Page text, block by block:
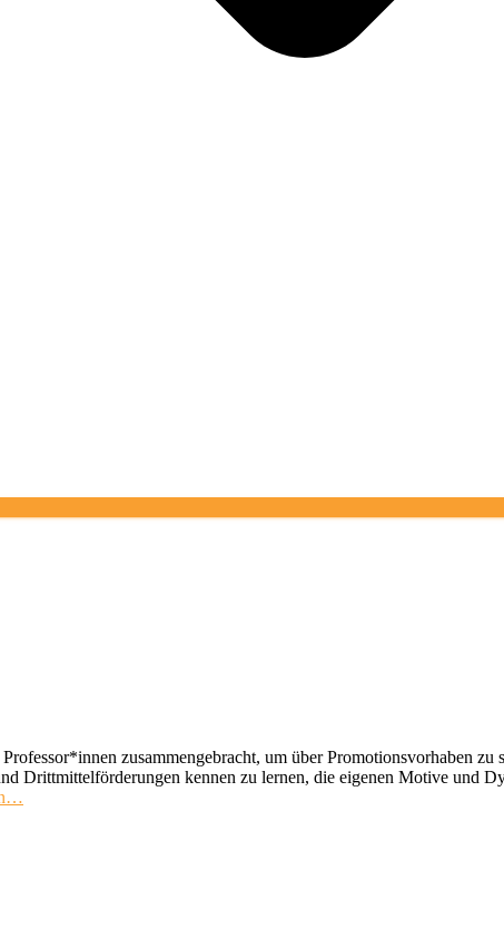
zusammengebracht, um über Promotionsvorhaben
Drittmittelförderungen kennen zu lernen, die eigenen Motive und